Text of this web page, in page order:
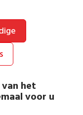
van het
voor u